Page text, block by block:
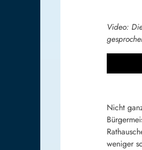
Video:
Nicht
weniger